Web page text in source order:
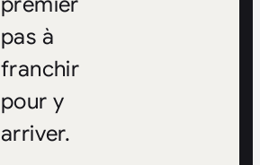
pas à
franchir
pour y
arriver.